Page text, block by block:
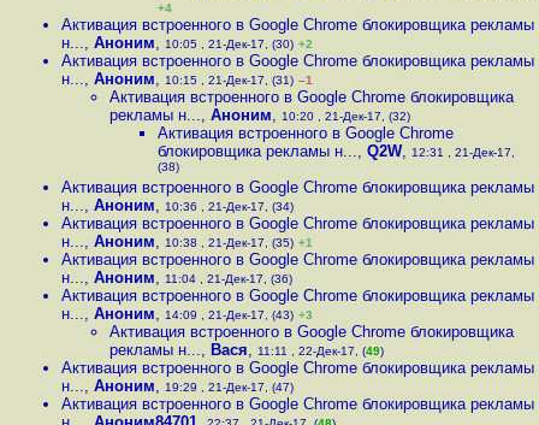
+4
Активация встроенного в Google Chrome блокировщика рекламы
н..., Аноним, 10:05 , 21-Дек-17, (30) +2
Активация встроенного в Google Chrome блокировщика рекламы
н..., Аноним, 10:15 , 21-Дек-17, (31) –1
Активация встроенного в Google Chrome блокировщика
рекламы н..., Аноним, 10:20 , 21-Дек-17, (32)
Активация встроенного в Google Chrome
блокировщика рекламы н..., Q2W, 12:31 , 21-Дек-17,
(38)
Активация встроенного в Google Chrome блокировщика рекламы
н..., Аноним, 10:36 , 21-Дек-17, (34)
Активация встроенного в Google Chrome блокировщика рекламы
н..., Аноним, 10:38 , 21-Дек-17, (35) +1
Активация встроенного в Google Chrome блокировщика рекламы
н..., Аноним, 11:04 , 21-Дек-17, (36)
Активация встроенного в Google Chrome блокировщика рекламы
н..., Аноним, 14:09 , 21-Дек-17, (43) +3
Активация встроенного в Google Chrome блокировщика
рекламы н..., Вася, 11:11 , 22-Дек-17, (49)
Активация встроенного в Google Chrome блокировщика рекламы
н..., Аноним, 19:29 , 21-Дек-17, (47)
Активация встроенного в Google Chrome блокировщика рекламы